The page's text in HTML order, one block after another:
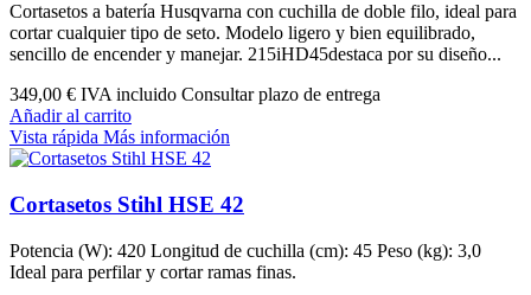
Cortasetos a batería Husqvarna con cuchilla de doble filo, ideal para
cortar cualquier tipo de seto. Modelo ligero y bien equilibrado,
sencillo de encender y manejar. 215iHD45destaca por su diseño...
349,00 € IVA incluido Consultar plazo de entrega
Añadir al carrito
Vista rápida Más información
Cortasetos Stihl HSE 42
Potencia (W): 420 Longitud de cuchilla (cm): 45 Peso (kg): 3,0
Ideal para perfilar y cortar ramas finas.